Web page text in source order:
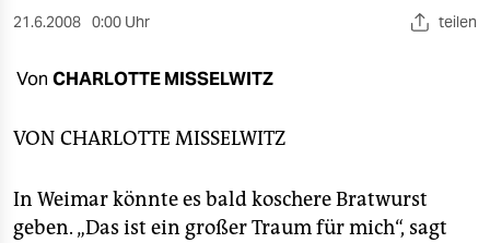
berlin
nord
wahrheit
verlag
21.6.2008 0:00 Uhr teilen
Von CHARLOTTE MISSELWITZ
VON CHARLOTTE MISSELWITZ
In Weimar könnte es bald koschere Bratwurst
geben. „Das ist ein großer Traum für mich“, sagt